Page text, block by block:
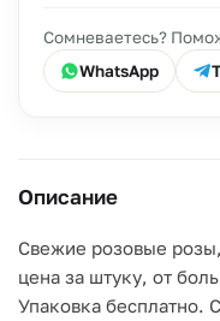
Сомневаетесь?
WhatsApp
Описание
Свежие розовые
цена за штуку, от
Упаковка бесплатно.